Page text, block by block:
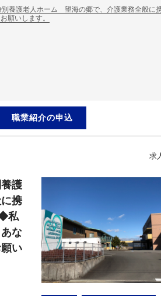
別養護老人ホーム 望海の郷で、介護業務全般
願いします。
職業紹介の申込
求
護
携
私
な
い